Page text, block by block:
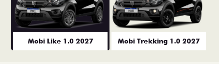
Mobi Like 1.0 2027 Mobi Trekking 1.0 2027